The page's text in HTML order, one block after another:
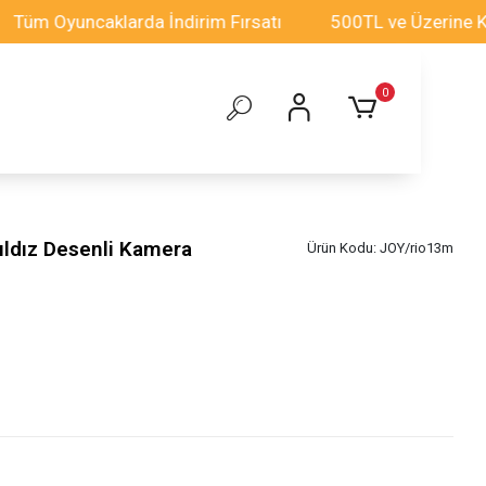
İndirim Fırsatı 500TL ve Üzerine Kargo
0
Desenli Kamera Ürün Kodu: JOY/rio13m